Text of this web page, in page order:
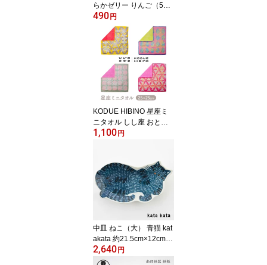
らかゼリー りんご（5g×
10本） 犬 おやつ 乳酸菌
国産 【ペットフード】
490 円
KODUE HIBINO 星座ミ
ニタオル しし座 おとめ
座 てんびん座 さそり座
のこづえ 星座
1,100 円
中皿 ねこ（大） 青猫 kat
akata 約21.5cm×12cm
印判手皿 小皿 倉敷意匠
【ホーム】 【食器】
2,640 円